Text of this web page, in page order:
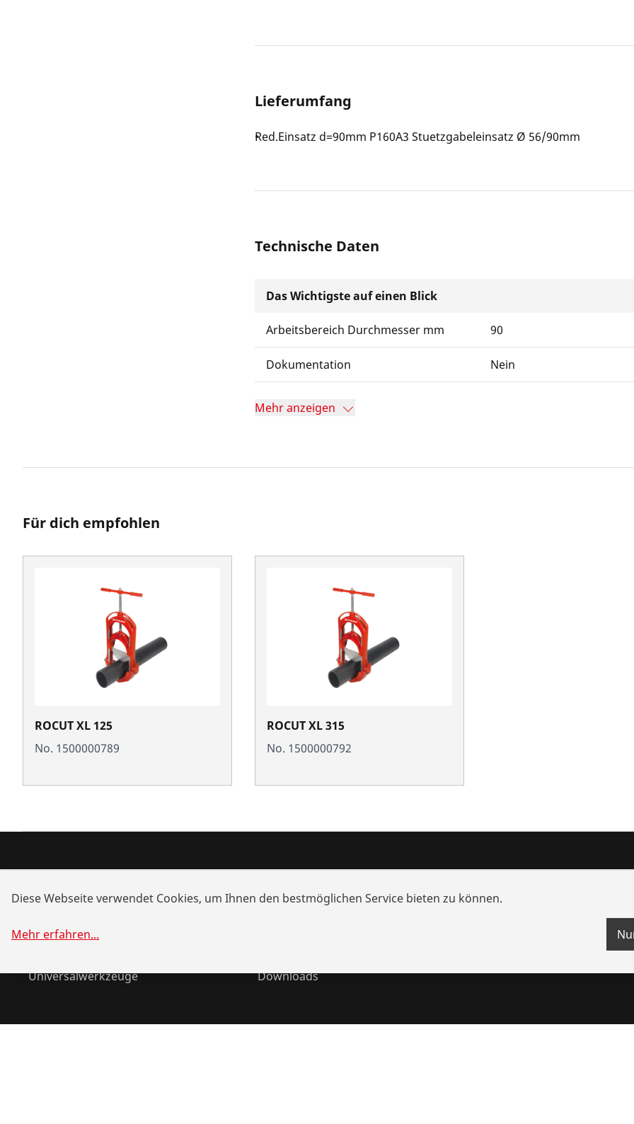
Lieferumfang
Red.Einsatz d=90mm P160A3 Stuetzgabeleinsatz Ø 56/90mm
Technische Daten
Das Wichtigste auf einen Blick
Arbeitsbereich Durchmesser mm 90
Dokumentation Nein
Mehr anzeigen
Für dich empfohlen
ROCUT XL 125
No. 1500000789
ROCUT XL 315
No. 1500000792
Wartung
Universalwerkzeuge
Händlersuche
Downloads
Schulungen
Diese Webseite verwendet Cookies, um Ihnen den bestmöglichen Service bieten zu können.
Mehr erfahren...